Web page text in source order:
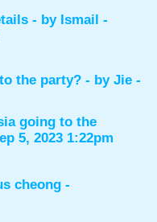
- by Ismail -
the party? - by Jie -
going to the
5, 2023 1:22pm
cheong -